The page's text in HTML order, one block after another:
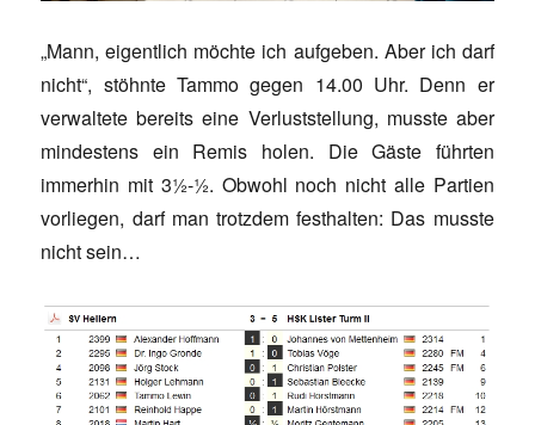
„Mann, eigentlich möchte ich aufgeben. Aber ich darf
nicht“, stöhnte Tammo gegen 14.00 Uhr. Denn er
verwaltete bereits eine Verluststellung, musste aber
mindestens ein Remis holen. Die Gäste führten
immerhin mit 3½-½. Obwohl noch nicht alle Partien
vorliegen, darf man trotzdem festhalten: Das musste
nicht sein…